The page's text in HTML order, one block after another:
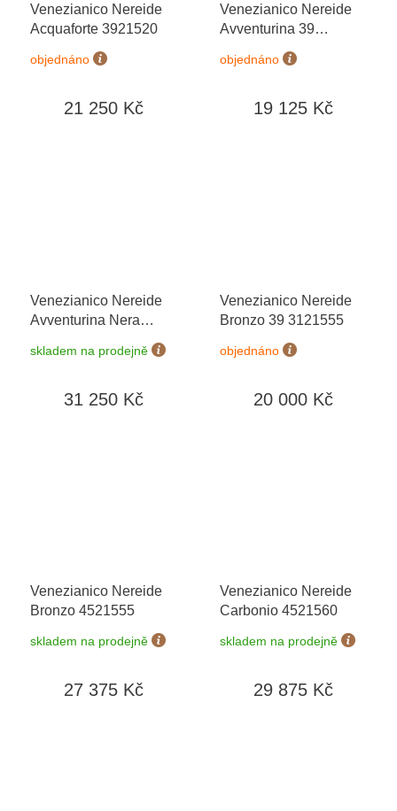
Venezianico Nereide
Acquaforte 3921520
objednáno
21 250 Kč
Venezianico Nereide
Avventurina 39
objednáno
19 125 Kč
Venezianico Nereide
Avventurina Nera
skladem na prodejně
31 250 Kč
Venezianico Nereide
Bronzo 39 3121555
objednáno
20 000 Kč
Venezianico Nereide
Bronzo 4521555
skladem na prodejně
27 375 Kč
Venezianico Nereide
Carbonio 4521560
skladem na prodejně
29 875 Kč